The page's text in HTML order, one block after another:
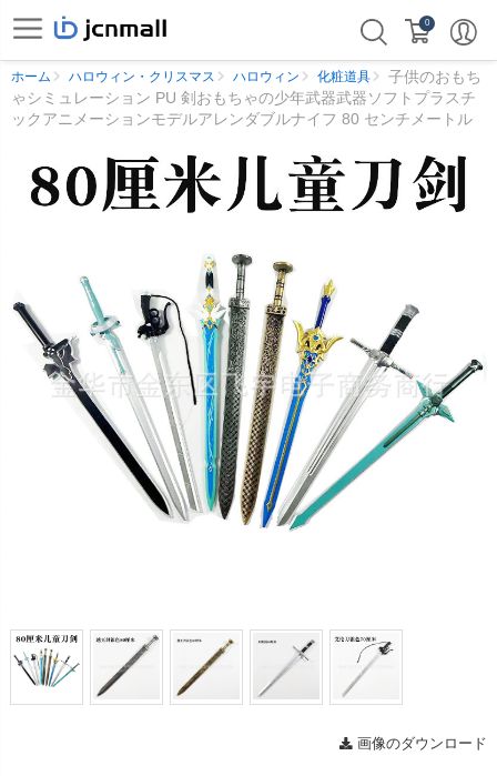
0
ホーム ハロウィン・クリスマス ハロウィン 化粧道具
子供のおもち
ゃシミュレーション PU 剣おもちゃの少年武器武器ソフトプラスチ
ックアニメーションモデルアレンダブルナイフ 80 センチメートル
画像のダウンロード